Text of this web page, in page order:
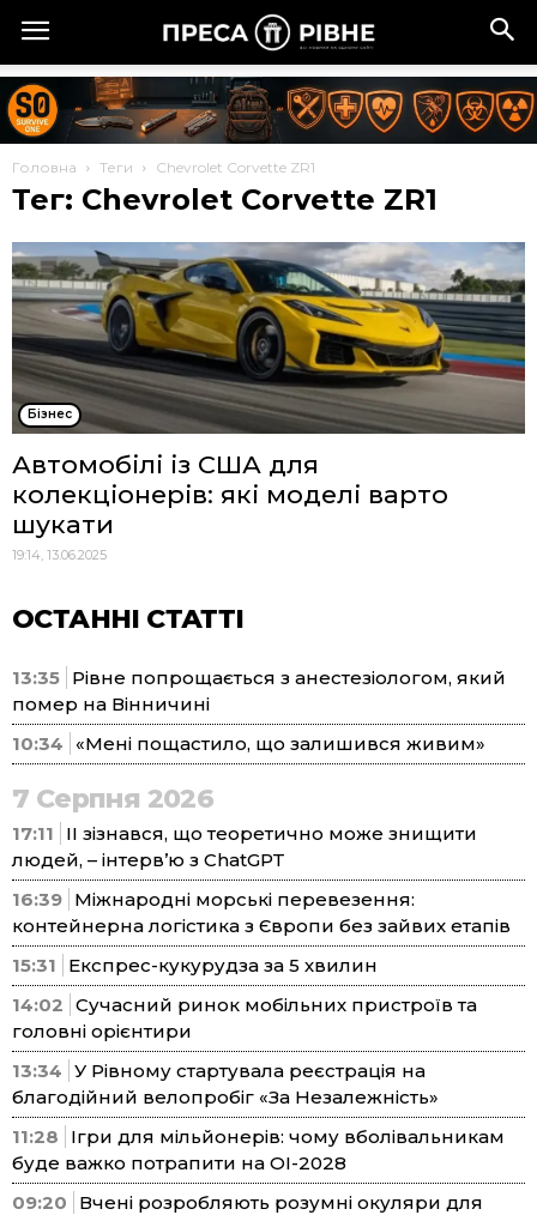
Головна Теги Chevrolet Corvette ZR1
Тег: Chevrolet Corvette ZR1
Бізнес
Автомобілі із США для
колекціонерів: які моделі варто
шукати
19:14, 13.06.2025
ОСТАННІ СТАТТІ
13:35 Рівне попрощається з анестезіологом, який
помер на Вінничині
10:34
«Мені пощастило, що залишився живим»
7 Серпня 2026
17:11
ІІ зізнався, що теоретично може знищити
людей, – інтерв’ю з ChatGPT
16:39 Міжнародні морські перевезення:
контейнерна логістика з Європи без зайвих етапів
15:31
Експрес-кукурудза за 5 хвилин
14:02 Сучасний ринок мобільних пристроїв та
головні орієнтири
13:34 У Рівному стартувала реєстрація на
благодійний велопробіг «За Незалежність»
11:28
Ігри для мільйонерів: чому вболівальникам
буде важко потрапити на ОІ-2028
09:20
Вчені розробляють розумні окуляри для